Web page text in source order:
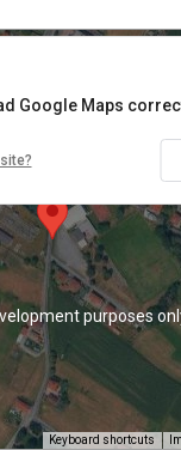
purposes
Keyboard shortcuts
Google Maps